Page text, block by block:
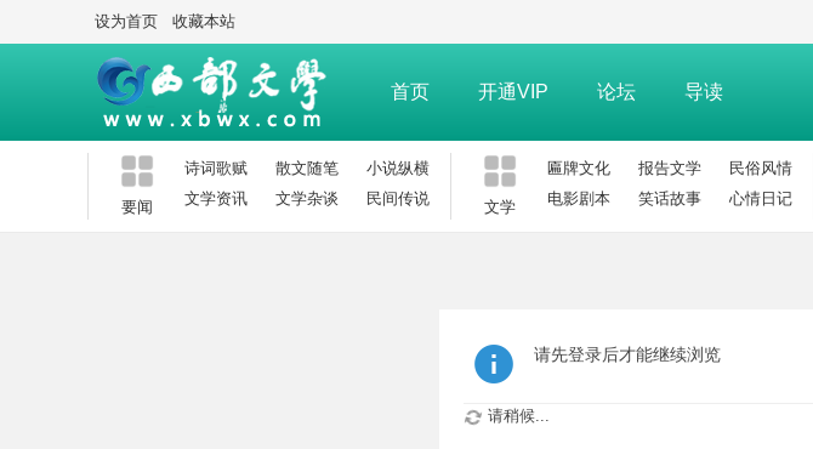
设为首页 收藏本站
首页 开通VIP 论坛 导读
要闻
诗词歌赋 散文随笔
小说纵横
文学资讯
文学杂谈 民间传说 文学
匾牌文化 报告文学
民俗风情
电影剧本
笑话故事 心情日记
请先登录后才能继续浏览
请稍候...